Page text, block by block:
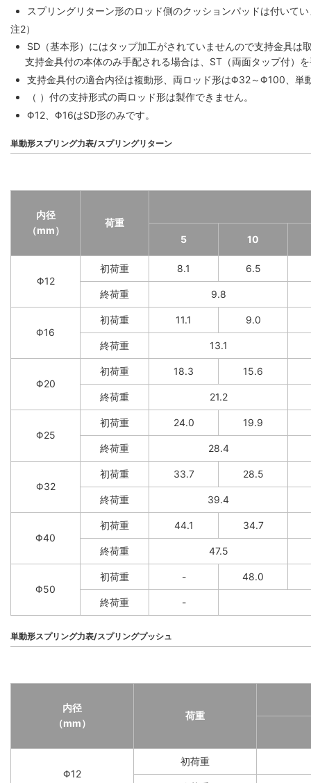
スプリングリターン形のロッド側のクッションパッドは付い
注2）
SD（基本形）にはタップ加工がされていませんので支持金具は
支持金具付の本体のみ手配される場合は、ST（両面タップ付）
支持金具付の適合内径は複動形、両ロッド形はΦ32～Φ100、
（ ）付の支持形式の両ロッド形は製作できません。
Φ12、Φ16はSD形のみです。
単動形スプリング力表/スプリングリターン
内径
（mm）
荷重
5
10
Φ12
初荷重 8.1 6.5
終荷重 9.8
Φ16
初荷重 11.1 9.0
終荷重 13.1
Φ20
初荷重 18.3 15.6
終荷重 21.2
Φ25
初荷重 24.0 19.9
終荷重 28.4
Φ32
初荷重 33.7 28.5
終荷重 39.4
Φ40
初荷重 44.1 34.7
終荷重 47.5
Φ50
初荷重 - 48.0
終荷重 -
単動形スプリング力表/スプリングプッシュ
内径
（mm）
荷重
Φ12
初荷重